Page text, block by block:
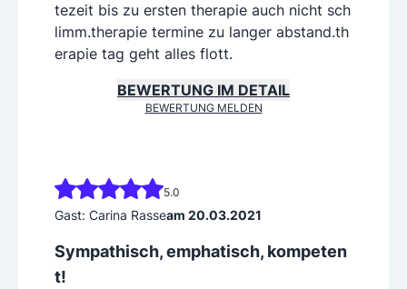
tezeit bis zu ersten therapie auch nicht sch
limm.therapie termine zu langer abstand.th
erapie tag geht alles flott.
BEWERTUNG IM DETAIL
BEWERTUNG MELDEN
5.0
Gast: Carina Rasseam 20.03.2021
Sympathisch, emphatisch, kompeten
t!